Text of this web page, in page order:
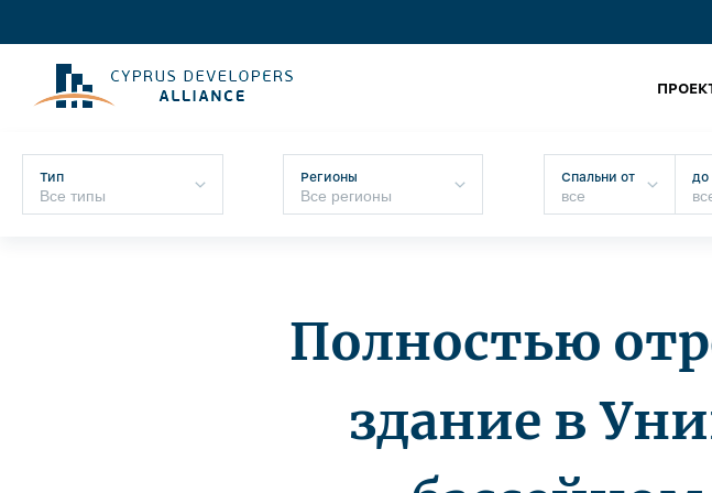
Тип Регионы Спальни от до
Полностью
здание в